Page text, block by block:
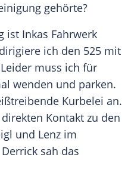
gehörte?
ist Inkas Fahrwerk
ich den 525 mit
muss ich für
wenden und parken.
Kurbelei an.
Kontakt zu den
und Lenz im
sah das